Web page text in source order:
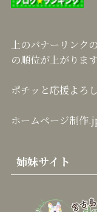
上のバナーリンク
の順位が上がります
ポチッと応援よろ
ホームページ制作
姉妹サイト